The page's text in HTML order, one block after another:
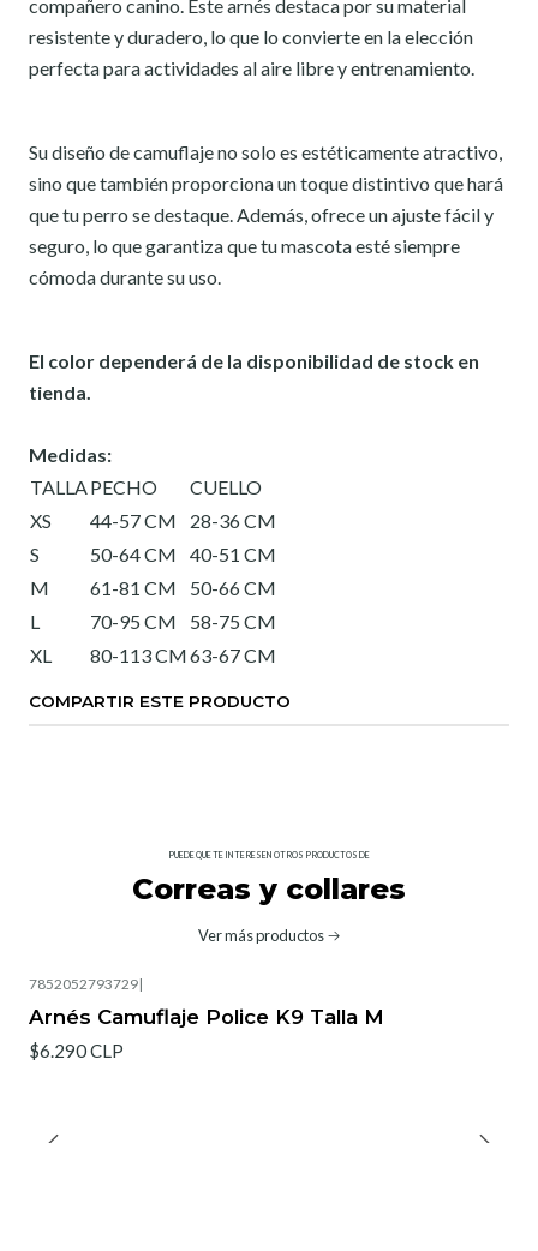
compañero canino. Este arnés destaca por su material
resistente y duradero, lo que lo convierte en la elección
perfecta para actividades al aire libre y entrenamiento.
Su diseño de camuflaje no solo es estéticamente atractivo,
sino que también proporciona un toque distintivo que hará
que tu perro se destaque. Además, ofrece un ajuste fácil y
seguro, lo que garantiza que tu mascota esté siempre
cómoda durante su uso.
El color dependerá de la disponibilidad de stock en
tienda.
Medidas:
TALLAPECHO
CUELLO
XS
44-57 CM
28-36 CM
S
50-64 CM
40-51 CM
M
61-81 CM
50-66 CM
L
70-95 CM
58-75 CM
XL
80-113 CM63-67 CM
COMPARTIR ESTE PRODUCTO
PUEDE QUE TE INTERESEN OTROS PRODUCTOS DE
Correas y collares
Ver más productos
7852052793729|
Arnés Camuflaje Police K9 Talla M
$6.290 CLP